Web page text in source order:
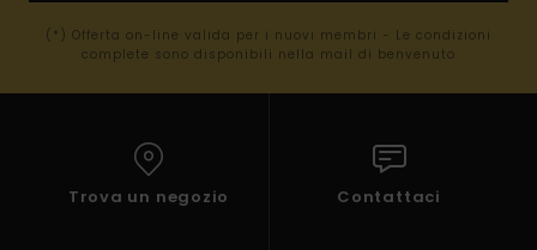
(*) Offerta on-line valida per i nuovi membri - Le condizioni
complete sono disponibili nella mail di benvenuto
Trova un negozio Contattaci